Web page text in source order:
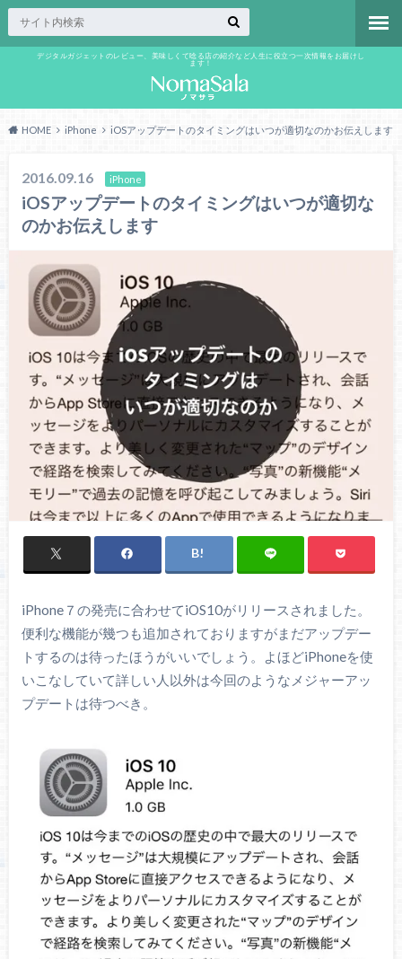
デジタルガジェットのレビュー、美味しくて唸る店の紹介など人生に役立つ一次情報をお届けし
ます！
HOME iPhone iOSアップデートのタイミングはいつが適切なのかお伝えします
2016.09.16 iPhone
iOSアップデートのタイミングはいつが適切な
のかお伝えします
iPhone７の発売に合わせてiOS10がリリースされました。
便利な機能が幾つも追加されておりますがまだアップデー
トするのは待ったほうがいいでしょう。よほどiPhoneを使
いこなしていて詳しい人以外は今回のようなメジャーアッ
プデートは待つべき。